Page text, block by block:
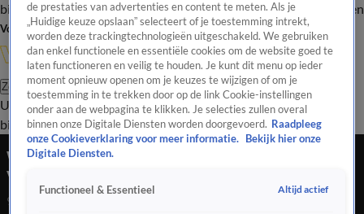
bijwonenPodcastShopVeelgestelde vragenKijkersvraag insturen
Volg Vandaag Inside
Zoeken
UitzendingenVandaag InsideDe OranjezomerShopUitzending
bijwonen
Wesley Sneijder over Glory 100 wedstrijd Rico
Verhoeven
9 juni 2025, 23:10
de prestaties van advertenties en content te meten. Als je
„Huidige keuze opslaan” selecteert of je toestemming intrekt,
worden deze trackingtechnologieën uitgeschakeld. We gebruiken
dan enkel functionele en essentiële cookies om de website goed te
laten functioneren en veilig te houden. Je kunt dit menu op ieder
moment opnieuw openen om je keuzes te wijzigen of om je
toestemming in te trekken door op de link Cookie-instellingen
onder aan de webpagina te klikken. Je selecties zullen overal
binnen onze Digitale Diensten worden doorgevoerd. Raadpleeg
onze Cookieverklaring voor meer informatie.
Bekijk hier onze
Digitale Diensten.
Functioneel & Essentieel Altijd actief